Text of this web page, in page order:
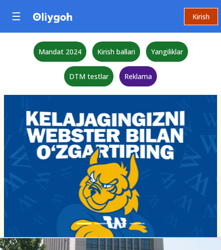
Kirish
Mandat 2024 Kirish ballari Yangiliklar
DTM testlar Reklama